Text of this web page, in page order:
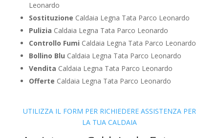
Leonardo
Sostituzione Caldaia Legna Tata Parco Leonardo
Pulizia Caldaia Legna Tata Parco Leonardo
Controllo Fumi Caldaia Legna Tata Parco Leonardo
Bollino Blu Caldaia Legna Tata Parco Leonardo
Vendita Caldaia Legna Tata Parco Leonardo
Offerte Caldaia Legna Tata Parco Leonardo
UTILIZZA IL FORM PER RICHIEDERE ASSISTENZA PER
LA TUA CALDAIA